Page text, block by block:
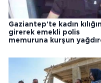
Gaziantep'te kadın
girerek emekli polis
memuruna kurşun